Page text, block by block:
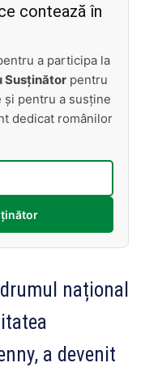
contează în
a participa la
Susținător pentru
pentru a susține
dedicat românilor
național
a devenit